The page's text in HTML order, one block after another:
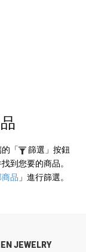
「 篩選」 按鈕
到您要的商品。
品 」 進行篩選。
JEWELRY